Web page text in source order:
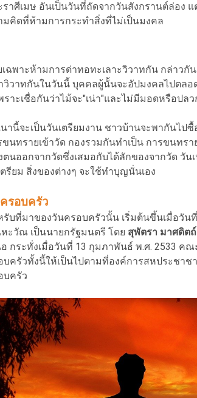
ราศีเมษ อันเป็นวันที่ถัดจากวันสังกรานต์ล่อง แ
มคิดที่ห้ามการกระทำสิ่งที่ไม่เป็นมงคล
เฉพาะห้ามการด่าทอทะเลาะวิวาทกัน กล่าว
วิวาทกันในวันนี้ บุคคลผู้นั้นจะอัปมงคลไปตลอ
ราะเชื่อกันว่าไม้จะ"เน่า"และไม่มีมอดหรือปล
นานี้จะเป็นวันเตรียมงาน ชาวบ้านจะพากันไ
ขนทรายเข้าวัด กองรวมกันทำเป็น การขนทร
ตนออกจากวัดซึ่งเสมอกับได้ลักของจากวัด วัน
ตรียม สิ่งของต่างๆ จะใช้ทำบุญนั่นเอง
รอบครัว
รับที่มาของวันครอบครัวนั้น เริ่มต้นขึ้นเมื่อวัน
ะวัณ เป็นนายกรัฐมนตรี โดย สุพัตรา มาศดิตถ์
อ กระทั่งเมื่อวันที่ 13 กุมภาพันธ์ พ.ศ. 2533 ค
บครัวทั้งนี้ให้เป็นไปตามที่องค์การสหประชาช
บครัว